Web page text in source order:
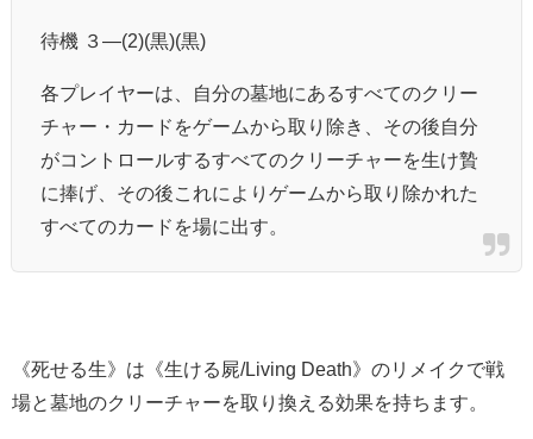
待機 ３―(2)(黒)(黒)
各プレイヤーは、自分の墓地にあるすべてのクリー
チャー・カードをゲームから取り除き、その後自分
がコントロールするすべてのクリーチャーを生け贄
に捧げ、その後これによりゲームから取り除かれた
すべてのカードを場に出す。
《死せる生》は《生ける屍/Living Death》のリメイクで戦
場と墓地のクリーチャーを取り換える効果を持ちます。